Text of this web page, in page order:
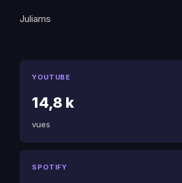
Juliams
YOUTUBE
14,8 k
vues
SPOTIFY